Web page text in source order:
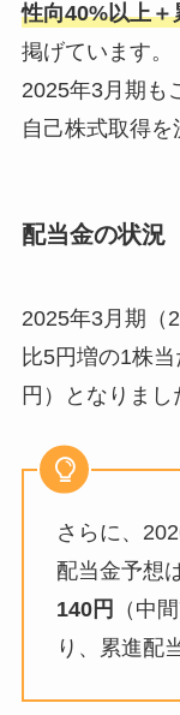
性向40%以上＋
掲げています。
2025年3月期も
自己株式取得を
配当金の状況
2025年3月期（
比5円増の1株当
円）となりまし
さらに、
配当金予想
140円
（中
り、累進配